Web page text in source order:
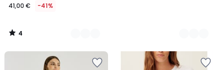
41,00 € -41%
4
/